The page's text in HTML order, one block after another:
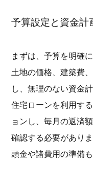
予算設定と資金計
まずは、予算を明確
土地の価格、建築費
し、無理のない資金
住宅ローンを利用す
ョンし、毎月の返済
確認する必要がありま
頭金や諸費用の準備